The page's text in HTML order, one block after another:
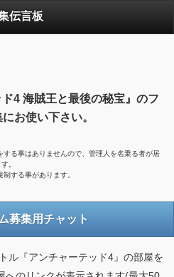
伝言板
4 海賊王と最後の秘宝』のフ
お使い下さい。
る事はありませんので、管理人を名乗る者が居
。
する事があります。
募集用チャット
ル『アンチャーテッド4』の部屋を